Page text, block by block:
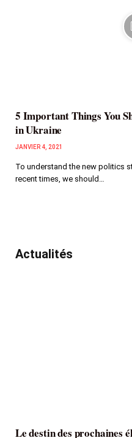
5 Important Things You
in Ukraine
JANVIER 4, 2021
To understand the new politics
recent times, we should…
Actualités
Le destin des prochaines